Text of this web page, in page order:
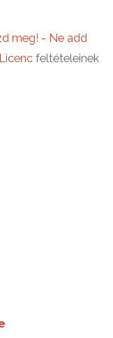
meg! - Ne add
feltételeinek